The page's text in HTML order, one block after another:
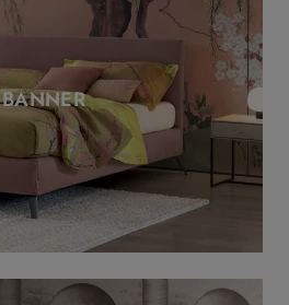
BANNER